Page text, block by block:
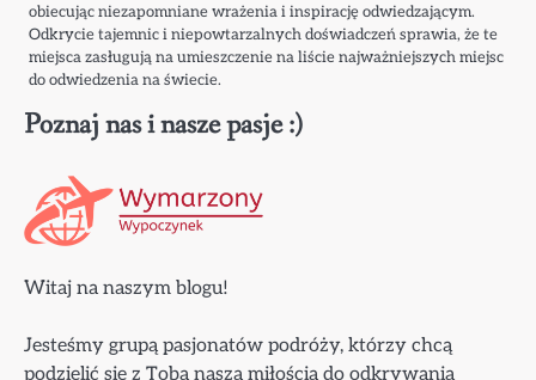
obiecując niezapomniane wrażenia i inspirację odwiedzającym.
Odkrycie tajemnic i niepowtarzalnych doświadczeń sprawia, że te
miejsca zasługują na umieszczenie na liście najważniejszych miejsc
do odwiedzenia na świecie.
Poznaj nas i nasze pasje :)
Witaj na naszym blogu!
Jesteśmy grupą pasjonatów podróży, którzy chcą
podzielić się z Tobą naszą miłością do odkrywania